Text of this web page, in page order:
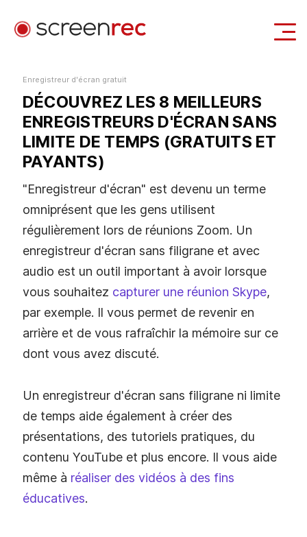
Se Connecter Télécharger Gratuitement
Enregistreur d'écran gratuit
DÉCOUVREZ LES 8 MEILLEURS
ENREGISTREURS D'ÉCRAN SANS
LIMITE DE TEMPS (GRATUITS ET
PAYANTS)
"Enregistreur d'écran" est devenu un terme
omniprésent que les gens utilisent
régulièrement lors de réunions Zoom. Un
enregistreur d'écran sans filigrane et avec
audio est un outil important à avoir lorsque
vous souhaitez capturer une réunion Skype,
par exemple. Il vous permet de revenir en
arrière et de vous rafraîchir la mémoire sur ce
dont vous avez discuté.
Un enregistreur d'écran sans filigrane ni limite
de temps aide également à créer des
présentations, des tutoriels pratiques, du
contenu YouTube et plus encore. Il vous aide
même à réaliser des vidéos à des fins
éducatives.